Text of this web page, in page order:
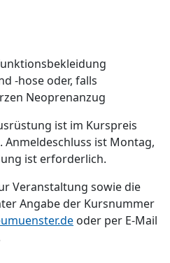
-hose oder, falls
Neoprenanzug
ist im Kurspreis
Anmeldeschluss ist Montag,
ist erforderlich.
Veranstaltung sowie die
Angabe der Kursnummer
oder per E-Mail